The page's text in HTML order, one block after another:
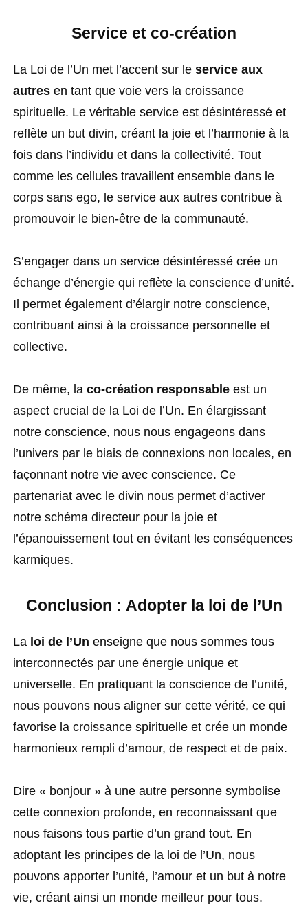
Service et co-création
La Loi de l’Un met l’accent sur le service aux
autres en tant que voie vers la croissance
spirituelle. Le véritable service est désintéressé et
reflète un but divin, créant la joie et l’harmonie à la
fois dans l’individu et dans la collectivité. Tout
comme les cellules travaillent ensemble dans le
corps sans ego, le service aux autres contribue à
promouvoir le bien-être de la communauté.
S’engager dans un service désintéressé crée un
échange d’énergie qui reflète la conscience d’unité.
Il permet également d’élargir notre conscience,
contribuant ainsi à la croissance personnelle et
collective.
De même, la co-création responsable est un
aspect crucial de la Loi de l’Un. En élargissant
notre conscience, nous nous engageons dans
l’univers par le biais de connexions non locales, en
façonnant notre vie avec conscience. Ce
partenariat avec le divin nous permet d’activer
notre schéma directeur pour la joie et
l’épanouissement tout en évitant les conséquences
karmiques.
Conclusion : Adopter la loi de l’Un
La loi de l’Un enseigne que nous sommes tous
interconnectés par une énergie unique et
universelle. En pratiquant la conscience de l’unité,
nous pouvons nous aligner sur cette vérité, ce qui
favorise la croissance spirituelle et crée un monde
harmonieux rempli d’amour, de respect et de paix.
Dire « bonjour » à une autre personne symbolise
cette connexion profonde, en reconnaissant que
nous faisons tous partie d’un grand tout. En
adoptant les principes de la loi de l’Un, nous
pouvons apporter l’unité, l’amour et un but à notre
vie, créant ainsi un monde meilleur pour tous.